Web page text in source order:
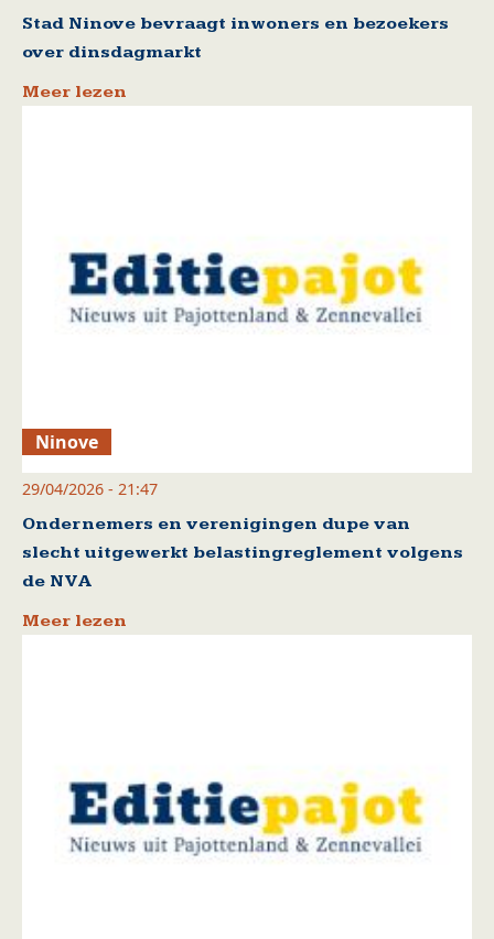
Stad Ninove bevraagt inwoners en bezoekers
over dinsdagmarkt
Meer lezen
Ninove
29/04/2026 - 21:47
Ondernemers en verenigingen dupe van
slecht uitgewerkt belastingreglement volgens
de NVA
Meer lezen